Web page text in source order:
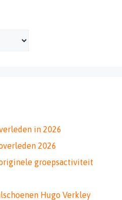
in 2026
2026
groepsactiviteit
Hugo Verkley